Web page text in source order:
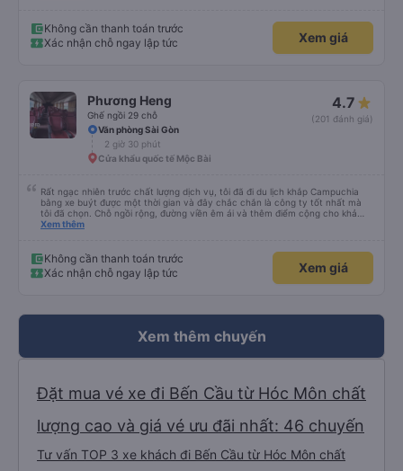
buýt rộng rãi, sạch sẽ và chỉ còn một nửa chỗ. Tôi chắc chắn sẽ chuyển từ
máy bay ✈️ sang xe buýt giường nằm 🚌 ngay bây giờ. Tuyệt vời, không căng
thẳng và an toàn. Bữa sáng của tôi; thịt bò mỏng chiên 🥩 đậu xanh &amp;
Không cần thanh toán trước
Xác nhận chỗ ngay lập tức
Xem giá
Phương Heng
Ghế ngồi 29 chỗ
4.7
(201 đánh giá)
Văn phòng Sài Gòn
2 giờ 30 phút
Cửa khẩu quốc tế Mộc Bài
Rất ngạc nhiên trước chất lượng dịch vụ, tôi đã đi du lịch khắp Campuchia
bằng xe buýt được một thời gian và đây chắc chắn là công ty tốt nhất mà
tôi đã chọn. Chỗ ngồi rộng, đường viền êm ái và thêm điểm cộng cho khả
năng nằm. (Bạn có thể không hiểu mọi chuyện xảy ra ở biên giới, với hộ
Xem thêm
Không cần thanh toán trước
Xác nhận chỗ ngay lập tức
Xem giá
Xem thêm chuyến
Đặt mua vé xe đi Bến Cầu từ Hóc Môn chất
lượng cao và giá vé ưu đãi nhất: 46 chuyến
Tư vấn TOP 3 xe khách đi Bến Cầu từ Hóc Môn chất